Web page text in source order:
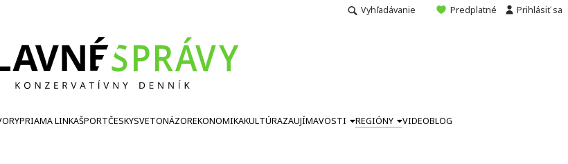
Vyhľadávanie Predplatné Prihlásiť sa
PRIAMA LINKAŠPORTČESKYSVETONÁZOREKONOMIKAKULTÚRAZAUJÍMAVOSTI REGIÓNY VIDEOBLOG